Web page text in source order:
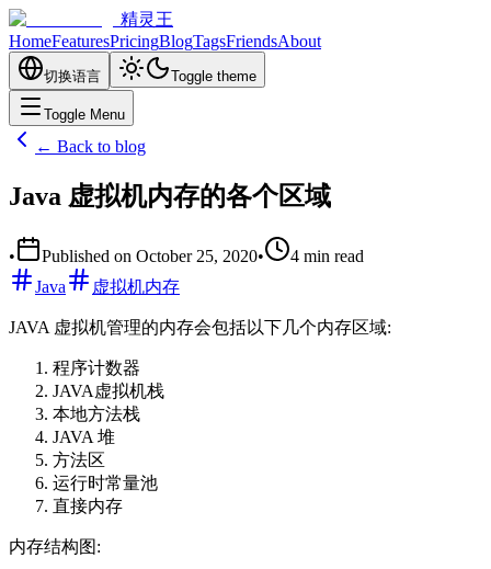
精灵王
HomeFeaturesPricingBlogTagsFriendsAbout
切换语言 Toggle theme
Toggle Menu
← Back to blog
Java 虚拟机内存的各个区域
• Published on October 25, 2020• 4 min read
Java
虚拟机内存
JAVA 虚拟机管理的内存会包括以下几个内存区域:
程序计数器
JAVA虚拟机栈
本地方法栈
JAVA 堆
方法区
运行时常量池
直接内存
内存结构图: